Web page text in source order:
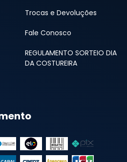
Trocas e Devoluções
Fale Conosco
REGULAMENTO SORTEIO DIA
DA COSTUREIRA